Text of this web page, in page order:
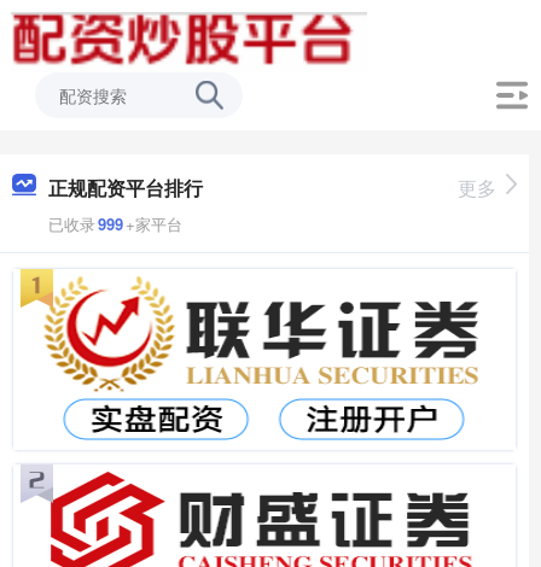
正规配资平台排行
已收录999+家平台
更多